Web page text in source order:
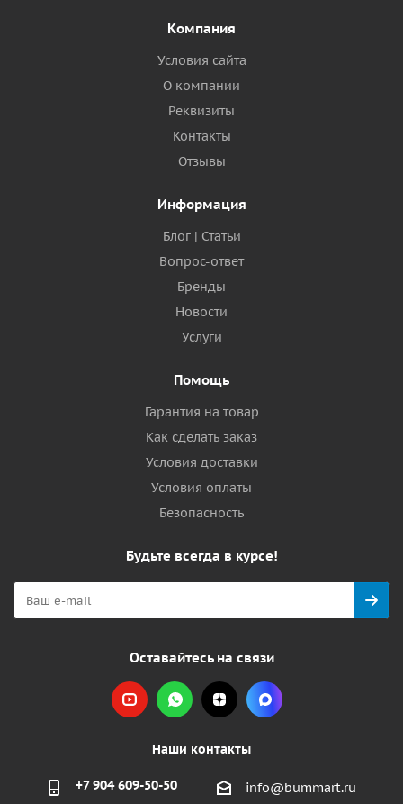
Компания
Условия сайта
О компании
Реквизиты
Контакты
Отзывы
Информация
Блог | Статьи
Вопрос-ответ
Бренды
Новости
Услуги
Помощь
Гарантия на товар
Как сделать заказ
Условия доставки
Условия оплаты
Безопасность
Будьте всегда в курсе!
Оставайтесь на связи
Наши контакты
+7 904 609-50-50 info@bummart.ru